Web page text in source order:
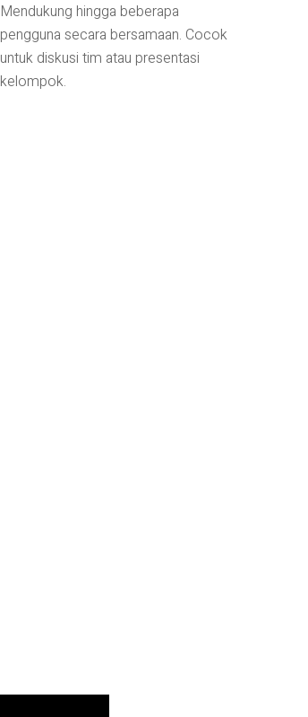
Mendukung hingga beberapa
pengguna secara bersamaan. Cocok
untuk diskusi tim atau presentasi
kelompok.